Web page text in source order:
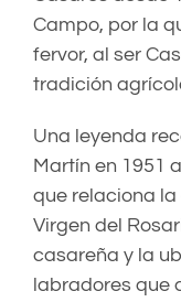
Campo, por la
fervor, al ser
tradición
Una leyenda
Martín en 1951
que relaciona
Virgen del
casareña y la
labradores que